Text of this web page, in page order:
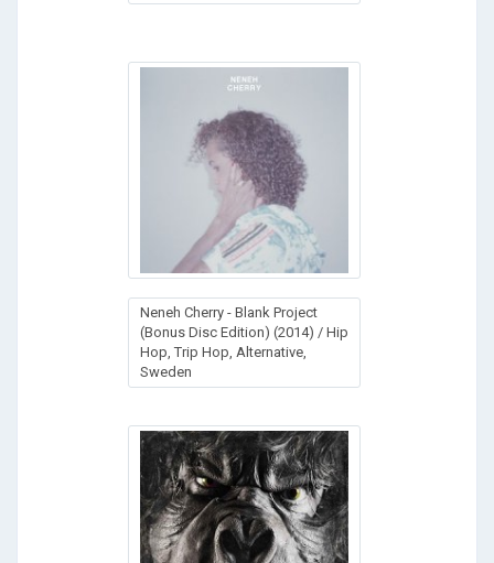
Neneh Cherry - Blank Project
(Bonus Disc Edition) (2014) / Hip
Hop, Trip Hop, Alternative,
Sweden